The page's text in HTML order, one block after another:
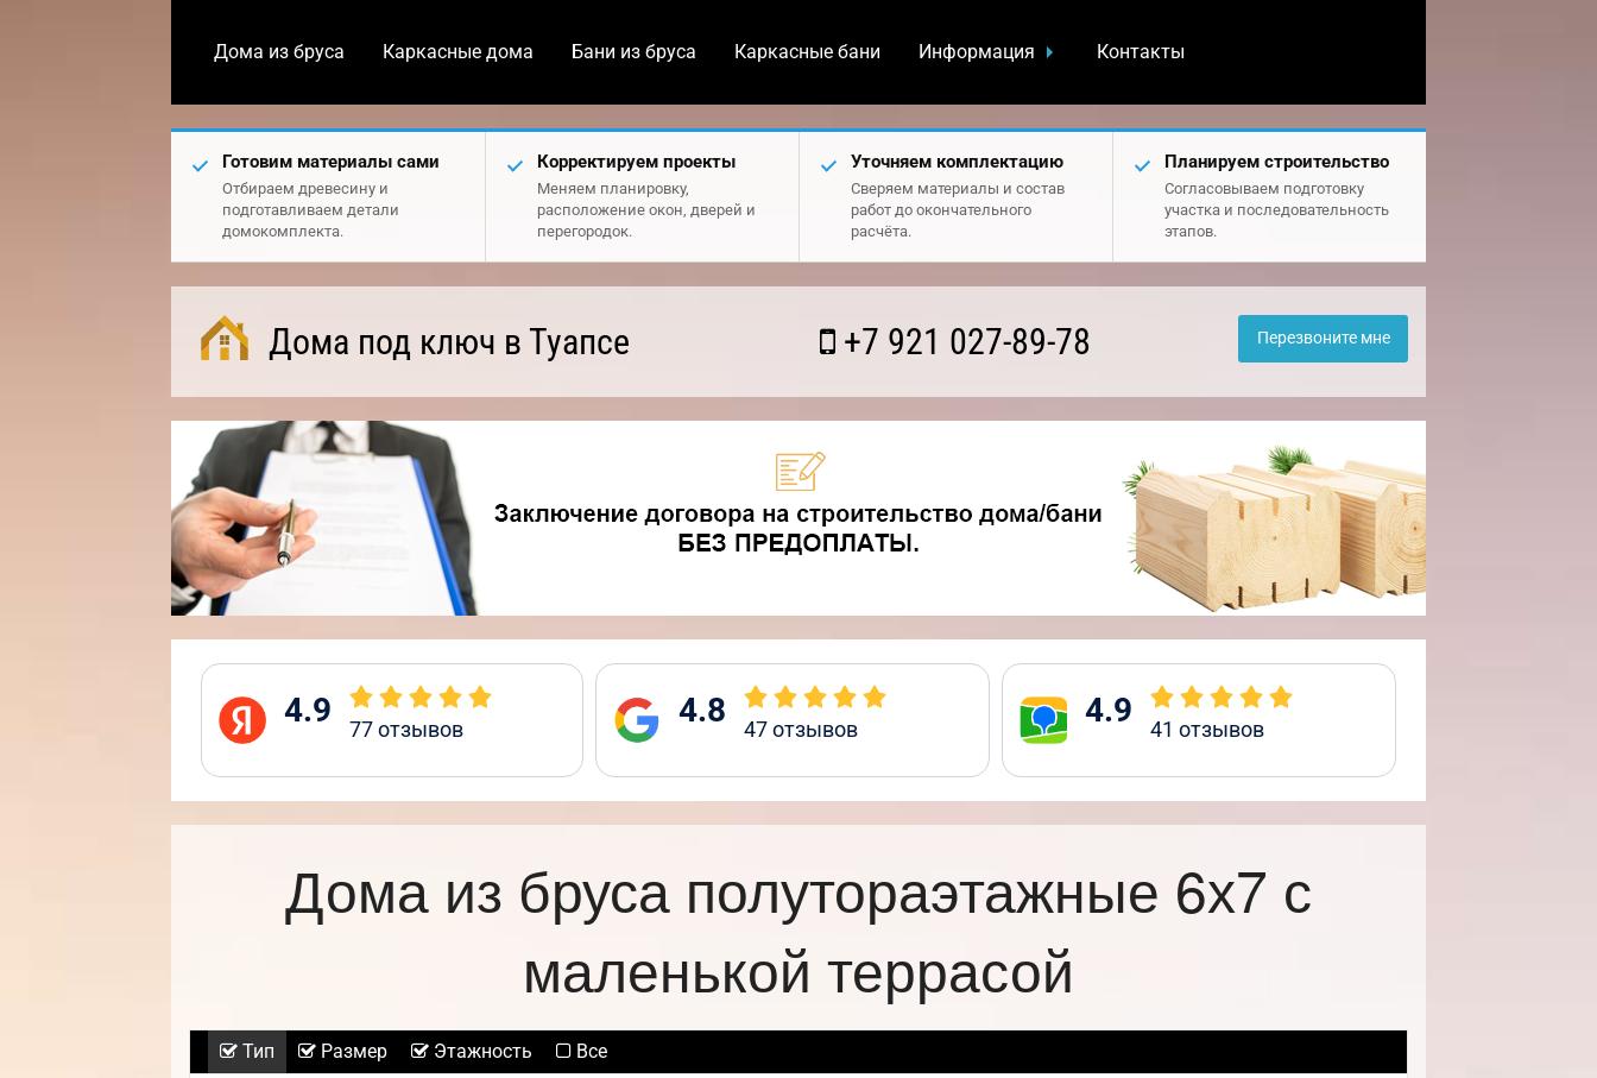
Дома из бруса Каркасные дома Бани из бруса Каркасные бани Информация Контакты
Готовим материалы сами
Отбираем древесину и
подготавливаем детали
домокомплекта.
Корректируем проекты
Меняем планировку,
расположение окон, дверей и
перегородок.
Уточняем комплектацию
Сверяем материалы и состав
работ до окончательного
расчёта.
Планируем строительство
Согласовываем подготовку
участка и последовательность
этапов.
Дома под ключ в Туапсе +7 921 027-89-78 Перезвоните мне
4.9 77отзывов 4.8 47отзывов 4.9 41 отзывов
Дома из бруса полутораэтажные 6х7 с
маленькой террасой
Тип Размер Этажность Все